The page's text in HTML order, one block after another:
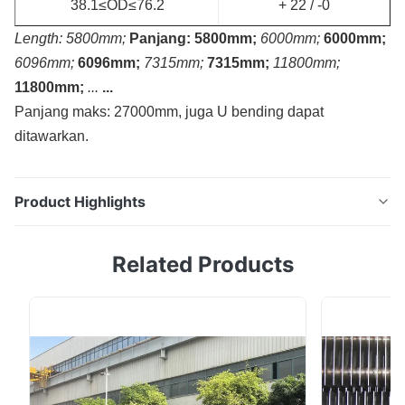
38.1≤OD≤76.2 + 22 / -0
Length: 5800mm; Panjang: 5800mm; 6000mm; 6000mm;
6096mm; 6096mm; 7315mm; 7315mm; 11800mm;
11800mm; ... ...
Panjang maks: 27000mm, juga U bending dapat
ditawarkan.
Product Highlights
ASTM A179, A178 Gr.B, 19.05MM Tabung dingin ditarik
dibuat dengan proses ditarik dingin. Komposisi kimia:
C,% M N, % P,% S,% 0,06-0,18 0,27-0,63 Maks 0...
Related Products